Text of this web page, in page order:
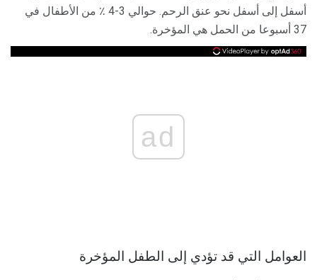
أسفل إلى أسفل نحو عنق الرحم. حوالي 3-4 ٪ من الأطفال في
37 أسبوعا من الحمل هي المؤخرة.
ad
العوامل التي قد تؤدي إلى الطفل المؤخرة